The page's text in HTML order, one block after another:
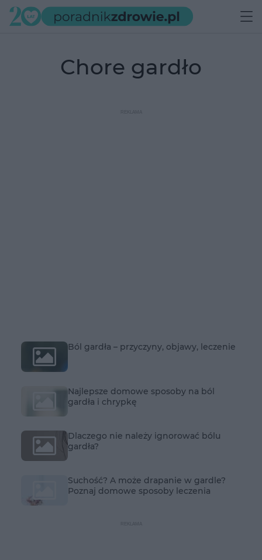
chore gardło
Ból gardła – przyczyny, objawy, leczenie
Najlepsze domowe sposoby na ból
gardła i chrypkę
Dlaczego nie należy ignorować bólu
gardła?
Suchość? A może drapanie w gardle?
Poznaj domowe sposoby leczenia